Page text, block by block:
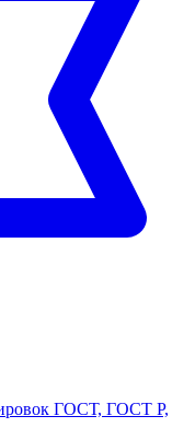
ГОСТ, ГОСТ Р,